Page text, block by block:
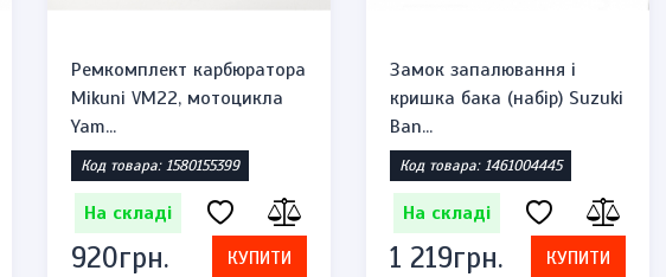
Ремкомплект карбюратора
Mikuni VM22, мотоцикла
Yam...
Код товара: 1580155399
На складі
920грн. КУПИТИ
Замок запалювання і
кришка бака (набір) Suzuki
Ban...
Код товара: 1461004445
На складі
1 219грн. КУПИТИ